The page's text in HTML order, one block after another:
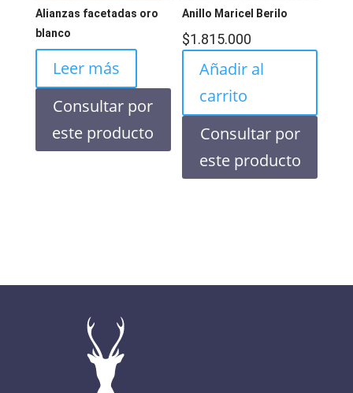
Alianzas facetadas oro
blanco
Leer más
Consultar por
este producto
Anillo Maricel Berilo
$1.815.000
Añadir al
carrito
Consultar por
este producto